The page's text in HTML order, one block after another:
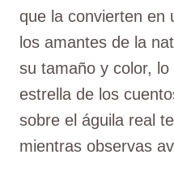
que la convierten en
los amantes de la
su tamaño y color,
estrella de los
sobre el águila real
mientras observas